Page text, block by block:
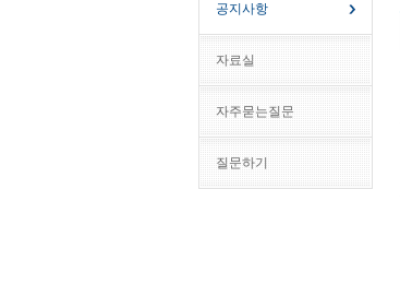
공지사항
자료실
자주묻는질문
질문하기